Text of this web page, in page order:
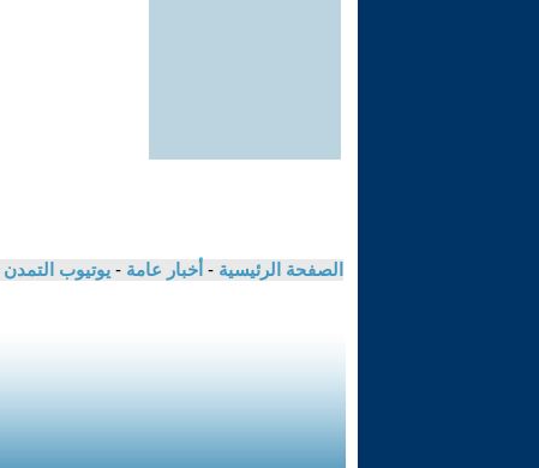
الصفحة الرئيسية - أخبار عامة - يوتيوب التمدن